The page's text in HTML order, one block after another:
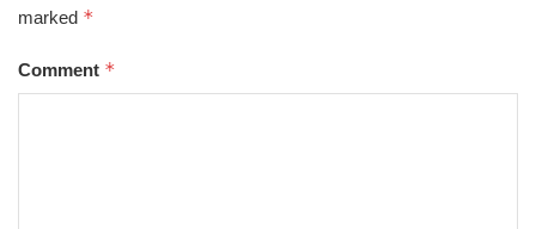
marked *
Comment *